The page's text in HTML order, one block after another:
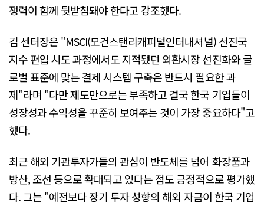
쟁력이 함께 뒷받침돼야 한다고 강조했다.
김 센터장은 "MSCI(모건스탠리캐피털인터내셔널) 선진국
지수 편입 시도 과정에서도 지적됐던 외환시장 선진화와 글
로벌 표준에 맞는 결제 시스템 구축은 반드시 필요한 과
제"라며 "다만 제도만으로는 부족하고 결국 한국 기업들이
성장성과 수익성을 꾸준히 보여주는 것이 가장 중요하다"고
했다.
최근 해외 기관투자가들의 관심이 반도체를 넘어 화장품과
방산, 조선 등으로 확대되고 있다는 점도 긍정적으로 평가했
다. 그는 "예전보다 장기 투자 성향의 해외 자금이 한국 기업